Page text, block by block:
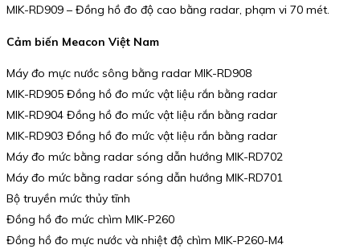
MIK-RD909 – Đồng hồ đo độ cao bằng radar, phạm vi 70 mét.
Cảm biến Meacon Việt Nam
Máy đo mực nước sông bằng radar MIK-RD908
MIK-RD905 Đồng hồ đo mức vật liệu rắn bằng radar
MIK-RD904 Đồng hồ đo mức vật liệu rắn bằng radar
MIK-RD903 Đồng hồ đo mức vật liệu rắn bằng radar
Máy đo mức bằng radar sóng dẫn hướng MIK-RD702
Máy đo mức bằng radar sóng dẫn hướng MIK-RD701
Bộ truyền mức thủy tĩnh
Đồng hồ đo mức chìm MIK-P260
Đồng hồ đo mực nước và nhiệt độ chìm MIK-P260-M4